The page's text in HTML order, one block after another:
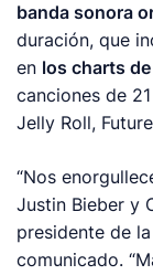
banda sonora
duración, que
en loscharts de
canciones de
Jelly Roll,
“Nos
Justin Bieber y
presidente de
comunicado.